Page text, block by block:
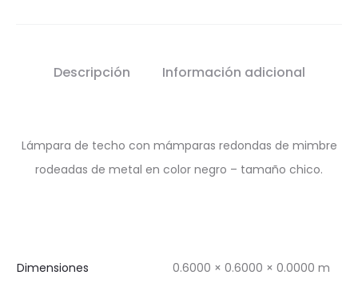
Descripción Información adicional
Lámpara de techo con mámparas redondas de mimbre
rodeadas de metal en color negro – tamaño chico.
Dimensiones 0.6000 × 0.6000 × 0.0000 m